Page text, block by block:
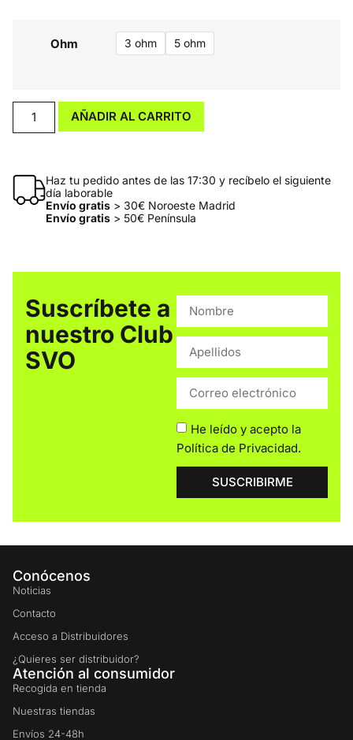
Ohm 3 ohm 5 ohm
AÑADIR AL CARRITO
Haz tu pedido antes de las 17:30 y recíbelo el siguiente
día laborable
Envío gratis> 30€ Noroeste Madrid
Envío gratis> 50€ Península
Suscríbete a
nuestro Club
SVO
He leído y acepto la
Política de Privacidad.
SUSCRIBIRME
Conócenos
Noticias
Contacto
Acceso a Distribuidores
¿Quieres ser distribuidor?
Atención al consumidor
Recogida en tienda
Nuestras tiendas
Envíos 24-48h